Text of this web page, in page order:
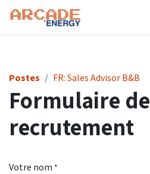
Se rendre au contenu
Postes FR: Sales Advisor B&B
Formulaire de
recrutement
Votre nom *